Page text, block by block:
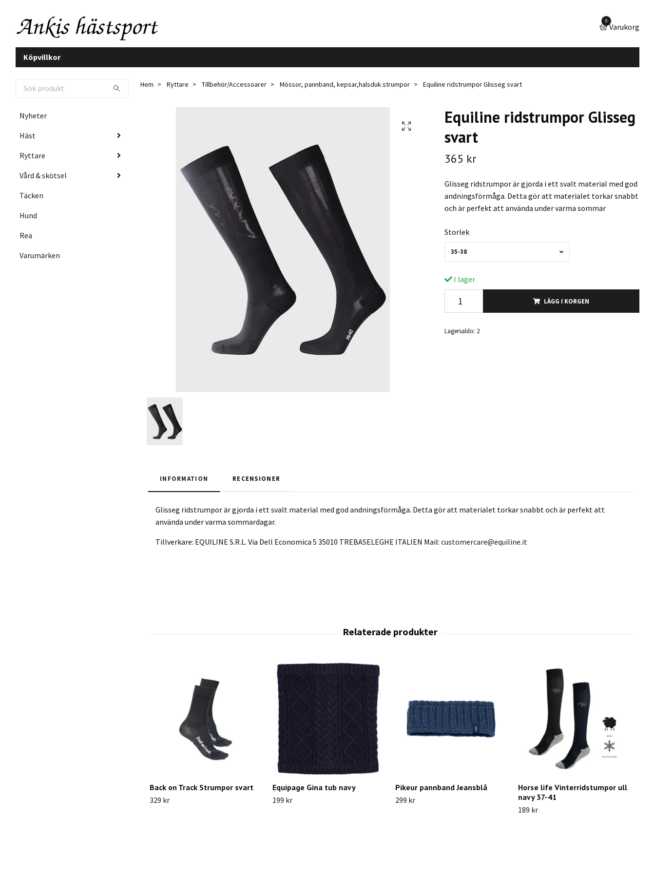
0
Varukorg
Köpvillkor
Nyheter
Häst
Ryttare
Vård & skötsel
Täcken
Hund
Rea
Varumärken
Hem Ryttare Tillbehör/Accessoarer Mössor, pannband, kepsar,halsduk.strumpor Equiline ridstrumpor Glisseg svart
Equiline ridstrumpor Glisseg
svart
365 kr
Glisseg ridstrumpor är gjorda i ett svalt material med god
andningsförmåga. Detta gör att materialet torkar snabbt
och är perfekt att använda under varma sommar
Storlek
35-38
I lager
LÄGG I KORGEN
Lagersaldo: 2
INFORMATION RECENSIONER
Glisseg ridstrumpor är gjorda i ett svalt material med god andningsförmåga. Detta gör att materialet torkar snabbt och är perfekt att
använda under varma sommardagar.
Tillverkare: EQUILINE S.R.L. Via Dell Economica 5 35010 TREBASELEGHE ITALIEN Mail: customercare@equiline.it
Back on Track Strumpor svart
329 kr
Equipage Gina tub navy
199 kr
Pikeur pannband Jeansblå
299 kr
Horse life Vinterridstumpor ull
navy 37-41
189 kr